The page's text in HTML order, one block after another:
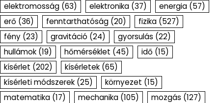
elektromosság (63) elektronika (37) energia (57)
erő (36) fenntarthatóság (20) fizika (527)
fény (23) gravitáció (24) gyorsulás (22)
hullámok (19) hőmérséklet (45) idő (15)
kísérlet (202) kísérletek (65)
kísérleti módszerek (25) környezet (15)
matematika (17) mechanika (105) mozgás (127)